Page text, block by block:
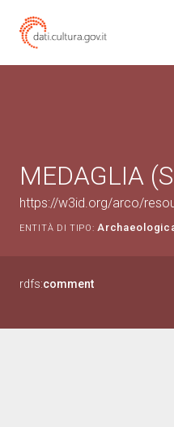
MEDAGLIA
https://w3id.org/arco/
ENTITÀ DI TIPO:
rdfs:comment